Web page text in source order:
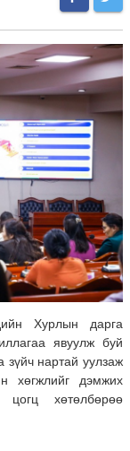
Хурлын дарга
явуулж буй
зүйч нартай уулзаж
хөгжлийг дэмжих
хөтөлбөрөө